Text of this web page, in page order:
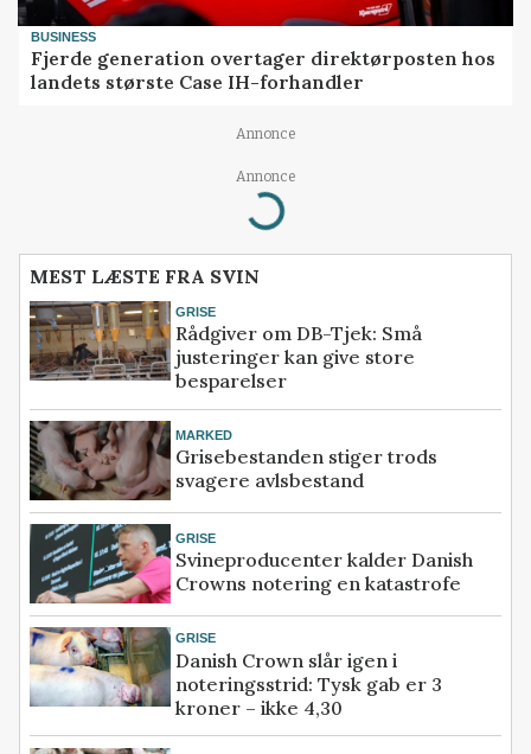
BUSINESS
Fjerde generation overtager direktørposten hos
landets største Case IH-forhandler
Annonce
Annonce
Loading...
MEST LÆSTE FRA SVIN
GRISE
Rådgiver om DB-Tjek: Små
justeringer kan give store
besparelser
MARKED
Grisebestanden stiger trods
svagere avlsbestand
GRISE
Svineproducenter kalder Danish
Crowns notering en katastrofe
GRISE
Danish Crown slår igen i
noteringsstrid: Tysk gab er 3
kroner – ikke 4,30